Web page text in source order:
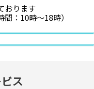
おります
間：10時〜18時）
ス